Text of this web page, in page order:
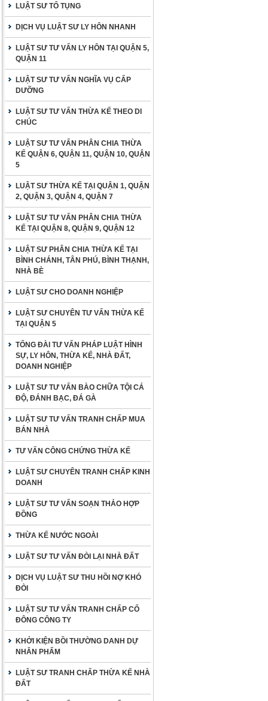
LUẬT SƯ TỐ TỤNG
DỊCH VỤ LUẬT SƯ LY HÔN NHANH
LUẬT SƯ TƯ VẤN LY HÔN TẠI QUẬN 5,
QUẬN 11
LUẬT SƯ TƯ VẤN NGHĨA VỤ CẤP
DƯỠNG
LUẬT SƯ TƯ VẤN THỪA KẾ THEO DI
CHÚC
LUẬT SƯ TƯ VẤN PHÂN CHIA THỪA
KẾ QUẬN 6, QUẬN 11, QUẬN 10, QUẬN
5
LUẬT SƯ THỪA KẾ TẠI QUẬN 1, QUẬN
2, QUẬN 3, QUẬN 4, QUẬN 7
LUẬT SƯ TƯ VẤN PHÂN CHIA THỪA
KẾ TẠI QUẬN 8, QUẬN 9, QUẬN 12
LUẬT SƯ PHÂN CHIA THỪA KẾ TẠI
BÌNH CHÁNH, TÂN PHÚ, BÌNH THẠNH,
NHÀ BÈ
LUẬT SƯ CHO DOANH NGHIỆP
LUẬT SƯ CHUYÊN TƯ VẤN THỪA KẾ
TẠI QUẬN 5
TỔNG ĐÀI TƯ VẤN PHÁP LUẬT HÌNH
SỰ, LY HÔN, THỪA KẾ, NHÀ ĐẤT,
DOANH NGHIỆP
LUẬT SƯ TƯ VẤN BÀO CHỮA TỘI CÁ
ĐỘ, ĐÁNH BẠC, ĐÁ GÀ
LUẬT SƯ TƯ VẤN TRANH CHẤP MUA
BÁN NHÀ
TƯ VẤN CÔNG CHỨNG THỪA KẾ
LUẬT SƯ CHUYÊN TRANH CHẤP KINH
DOANH
LUẬT SƯ TƯ VẤN SOẠN THẢO HỢP
ĐỒNG
THỪA KẾ NƯỚC NGOÀI
LUẬT SƯ TƯ VẤN ĐÒI LẠI NHÀ ĐẤT
DỊCH VỤ LUẬT SƯ THU HỒI NỢ KHÓ
ĐÒI
LUẬT SƯ TƯ VẤN TRANH CHẤP CỔ
ĐÔNG CÔNG TY
KHỞI KIỆN BỒI THƯỜNG DANH DỰ
NHÂN PHẨM
LUẬT SƯ TRANH CHẤP THỪA KẾ NHÀ
ĐẤT